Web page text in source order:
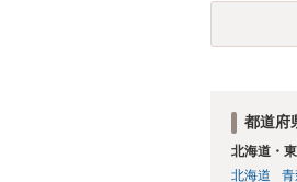
都道府
北海道・
北海道
青